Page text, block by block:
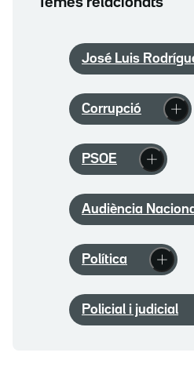
José Luis
Zapatero
Corrupció
PSOE
Audiència
Política
Policial i judicial